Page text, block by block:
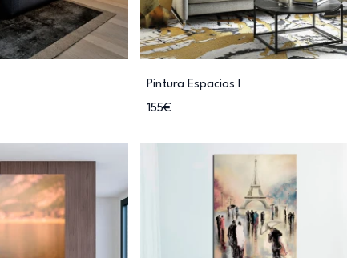
Pintura Espacios I
155€